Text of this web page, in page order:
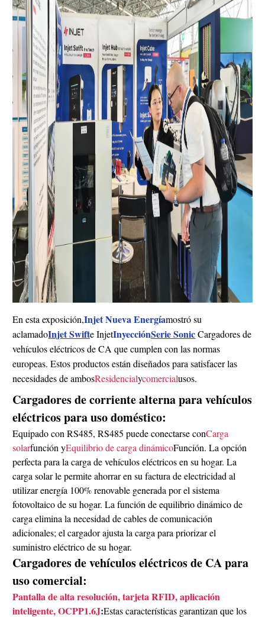
En esta exposición,Injet Nueva Energíamostró su
aclamadoInjet Swifte InjetInyecciónSerie Sonic Cargadores de
vehículos eléctricos de CA que cumplen con las normas
europeas. Estos productos están diseñados para satisfacer las
necesidades de ambosResidencialycomercialusos.
Cargadores de corriente alterna para vehículos
eléctricos para uso doméstico:
Equipado con RS485, RS485 puede conectarse conCarga
solarfunción yEquilibrio de carga dinámicoFunción. La opción
perfecta para la carga de vehículos eléctricos en su hogar. La
carga solar le permite ahorrar en su factura de electricidad al
utilizar energía 100% renovable generada por el sistema
fotovoltaico de su hogar. La función de equilibrio dinámico de
carga elimina la necesidad de cables de comunicación
adicionales; el cargador ajusta la carga para priorizar el
suministro eléctrico de su hogar.
Cargadores de vehículos eléctricos de CA para
uso comercial:
Pantalla de alta resolución, tarjeta RFID, aplicación
inteligente, OCPP1.6J:Estas características garantizan que los